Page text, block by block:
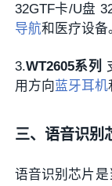
32GTF卡/U盘
导航和医疗设备
3.WT2605系列
用方向 蓝牙耳机
三、语音识别
语音识别芯片